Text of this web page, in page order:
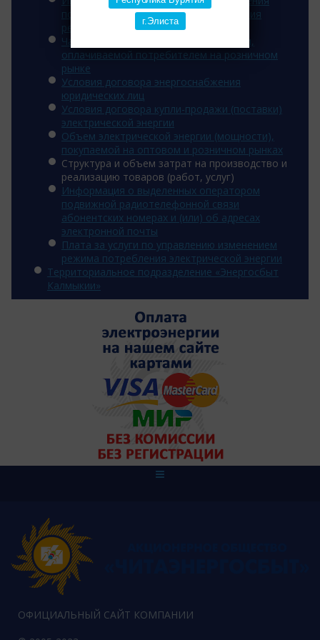
г.Элиста
полного и (или) частичного ограничения
режима потребления э/э
Часы для расчета величины мощности,
оплачиваемой потребителем на розничном
рынке
Условия договора энергоснабжения
юридических лиц
Условия договора купли-продажи (поставки)
электрической энергии
Объем электрической энергии (мощности),
покупаемой на оптовом и розничном рынках
Структура и объем затрат на производство и
реализацию товаров (работ, услуг)
Информация о выделенных оператором
подвижной радиотелефонной связи
абонентских номерах и (или) об адресах
электронной почты
Плата за услуги по управлению изменением
режима потребления электрической энергии
Территориальное подразделение «Энергосбыт
Калмыкии»
ОФИЦИАЛЬНЫЙ САЙТ КОМПАНИИ